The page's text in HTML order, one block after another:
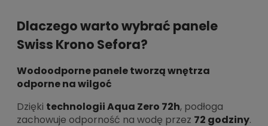
Dlaczego warto wybrać panele
Swiss Krono Sefora?
Wodoodporne panele tworzą wnętrza
odporne na wilgoć
Dzięki technologii Aqua Zero 72h, podłoga
zachowuje odporność na wodę przez 72 godziny.